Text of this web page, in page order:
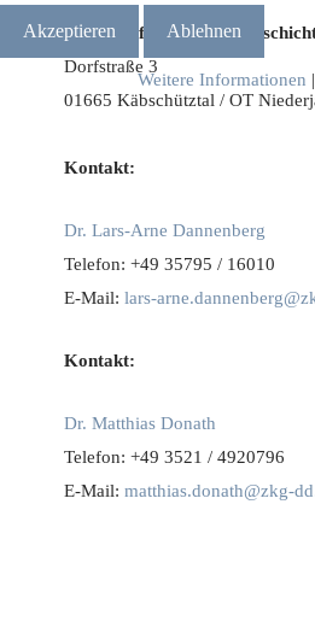
Zentrum für Kultur //
Dorfstraße 3
01665 Käbschütztal / OT
Kontakt:
Dr. Lars-Arne Dannenberg
Telefon: +49 35795 / 16010
E-Mail: lars-
Kontakt:
Dr. Matthias Donath
Telefon: +49 3521 / 4920796
E-Mail: matthias.donath@zkg-
Akzeptieren Ablehnen
Weitere Informationen |